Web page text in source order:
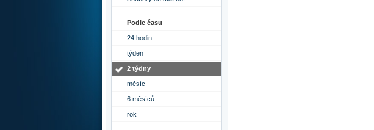
Podle času
24 hodin
týden
2 týdny
měsíc
6 měsíců
rok